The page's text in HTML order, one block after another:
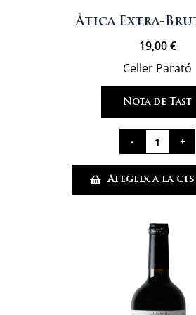
Àtica Extra-
19,00€
Celler Parató
Nota de Tast
quantitat
de
Àtica
Brut
Rosé
Afegeix a la